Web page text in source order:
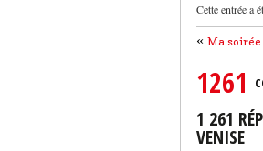
Cette entrée a
« Ma soirée
1261
1 261
VENISE